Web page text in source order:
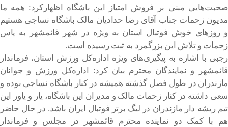
صحبت‌هایی مبنی بر فروش امتیاز این باشگاه اظهارکرد: همه ما
مدیون زحمات جناب آقای رضا حدادیان مالک باشگاه نساجی هستیم
و روزهای خوش فوتبال استان به ویژه در شهر قائمشهر به پاس
زحمات و تلاش این بزرگمرد به ثبت رسیده است.
رجبی با اشاره به پیگیری‌های ویژه اداره‌کل ورزش استان، فرماندار
قائمشهر و نمایندگان محترم بیان کرد: اداره‌کل ورزش و جوانان
مازندران در طول فصل گذشته همیشه در کنار باشگاه نساجی بوده و
سعی داشته در کنار زحمات مالک و مدیران این باشگاه، یار و یاور این
تیم ریشه دار مازندران در لیگ برتر فوتبال ایران باشد. در حال حاضر
هم با کمک دو نماینده محترم قائمشهر در مجلس و فرماندار